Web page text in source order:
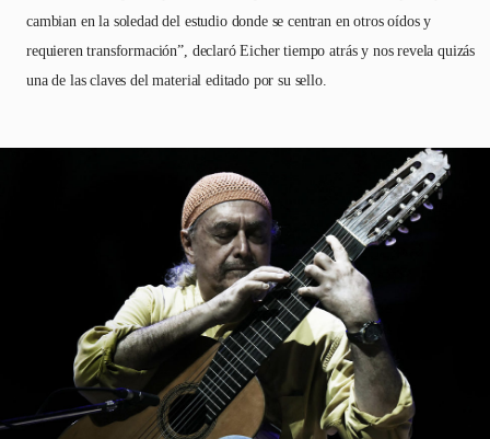
cambian en la soledad del estudio donde se centran en otros oídos y
requieren transformación”, declaró Eicher tiempo atrás y nos revela quizás
una de las claves del material editado por su sello.